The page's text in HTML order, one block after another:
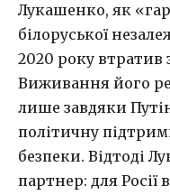
Лукашенко, як
білоруської
2020 року втратив
Виживання його
лише завдяки
політичну
безпеки. Відтоді
партнер: для Росії